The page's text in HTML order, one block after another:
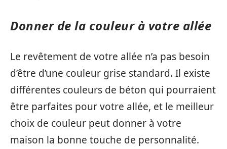
Donner de la couleur à votre allée
Le revêtement de votre allée n’a pas besoin
d’être d’une couleur grise standard. Il existe
différentes couleurs de béton qui pourraient
être parfaites pour votre allée, et le meilleur
choix de couleur peut donner à votre
maison la bonne touche de personnalité.